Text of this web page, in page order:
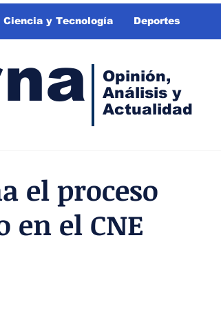
Ciencia y Tecnología Deportes
Opinión,
Análisis y
Actualidad
el proceso
en el CNE